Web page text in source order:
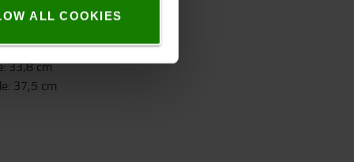
ALL COOKIES
1,1 kg
19,4cm
:33,8cm
: 37,5 cm